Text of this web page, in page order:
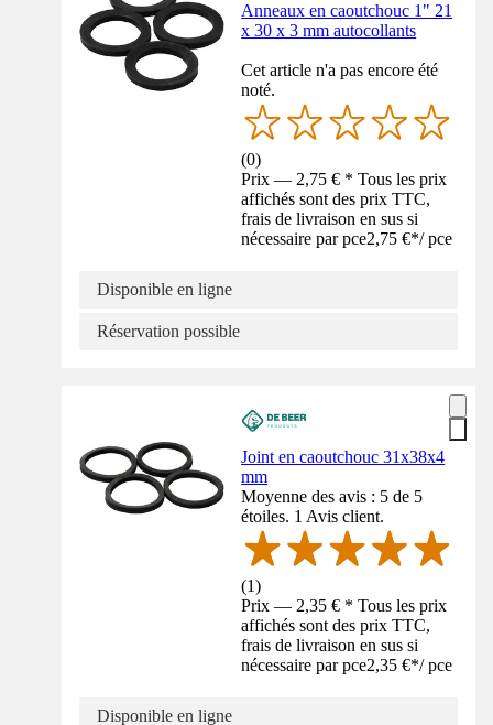
Anneaux en caoutchouc 1" 21
x 30 x 3 mm autocollants
Cet article n'a pas encore été
noté.
(0)
Prix — 2,75 € * Tous les prix
affichés sont des prix TTC,
frais de livraison en sus si
nécessaire par pce2,75 €*/ pce
Disponible en ligne
Réservation possible
Joint en caoutchouc 31x38x4
mm
Moyenne des avis : 5 de 5
étoiles. 1 Avis client.
(1)
Prix — 2,35 € * Tous les prix
affichés sont des prix TTC,
frais de livraison en sus si
nécessaire par pce2,35 €*/ pce
Disponible en ligne